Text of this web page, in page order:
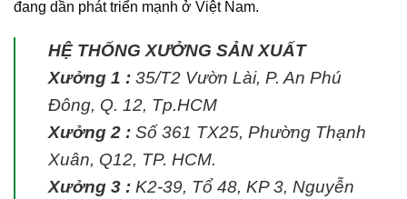
đang dần phát triển mạnh ở Việt Nam.
HỆ THỐNG XƯỞNG SẢN XUẤT
Xưởng 1 : 35/T2 Vườn Lài, P. An Phú
Đông, Q. 12, Tp.HCM
Xưởng 2 : Số 361 TX25, Phường Thạnh
Xuân, Q12, TP. HCM.
Xưởng 3 : K2-39, Tổ 48, KP 3, Nguyễn